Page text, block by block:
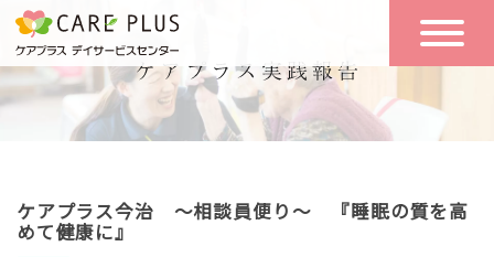
こんな方に
おすすめ
一日の流れ
一日体験
空き状況
ケアプラス今治 ～相談員便り～ 『睡眠の質を高
めて健康に』